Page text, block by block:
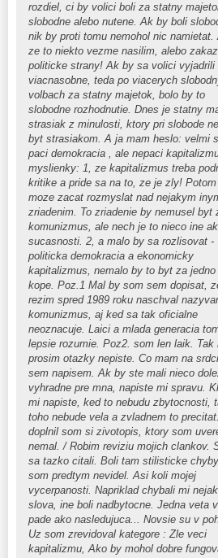
rozdiel, ci by volici boli za statny
slobodne alebo nutene. Ak by boli
nik by proti tomu nemohol nic namietat.
ze to niekto vezme nasilim, alebo
politicke strany! Ak by sa volici vyjadrili
viacnasobne, teda po viacerych
volbach za statny majetok, bolo by to
slobodne rozhodnutie. Dnes je statny
strasiak z minulosti, ktory pri slobode
byt strasiakom. A ja mam heslo: velmi
paci demokracia , ale nepaci
myslienky: 1, ze kapitalizmus treba
kritike a pride sa na to, ze je zly!
moze zacat rozmyslat nad nejakym
zriadenim. To zriadenie by nemusel byt
komunizmus, ale nech je to nieco ine
sucasnosti. 2, a malo by sa rozlisovat -
politicka demokracia a ekonomicky
kapitalizmus, nemalo by to byt za jedno
kope. Poz.1 Mal by som sem dopisat,
rezim spred 1989 roku naschval
komunizmus, aj ked sa tak oficialne
neoznacuje. Laici a mlada generacia
lepsie rozumie. Poz2. som len laik. Tak
prosim otazky nepiste. Co mam na
sem napisem. Ak by ste mali nieco
vyhradne pre mna, napiste mi spravu.
mi napiste, ked to nebudu zbytocnosti,
toho nebude vela a zvladnem to
doplnil som si zivotopis, ktory som
nemal. / Robim reviziu mojich clankov.
sa tazko citali. Boli tam stilisticke
som predtym nevidel. Asi koli mojej
vycerpanosti. Napriklad chybali mi
slova, ine boli nadbytocne. Jedna veta
pade ako nasledujuca... Novsie su v
Uz som zrevidoval kategore : Zle veci
kapitalizmu, Ako by mohol dobre